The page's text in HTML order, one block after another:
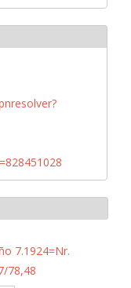
7.1924=Nr.
78,48